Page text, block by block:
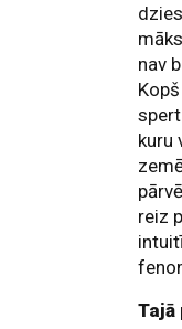
nav
kuru
reiz
Tajā